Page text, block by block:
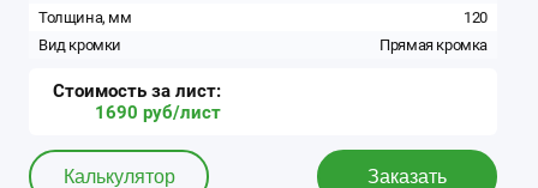
Толщина, мм
120
Вид кромки
Прямая кромка
Стоимость за лист:
1690 руб/лист
Калькулятор Заказать